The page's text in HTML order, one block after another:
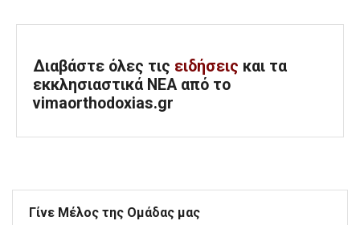
Διαβάστε όλες τις ειδήσεις και τα
εκκλησιαστικά ΝΕΑ από το
vimaorthodoxias.gr
Γίνε Μέλος της Ομάδας μας